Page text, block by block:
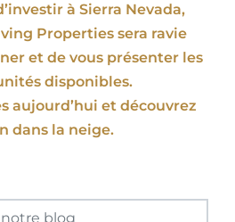
à Sierra Nevada,
Properties sera ravie
et de vous présenter les
disponibles.
aujourd’hui et découvrez
dans la neige.